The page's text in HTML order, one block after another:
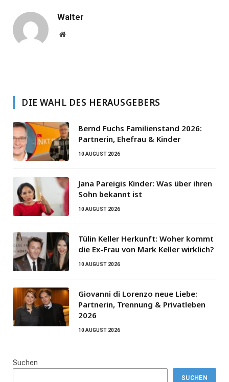
Walter
Website
DIE WAHL DES HERAUSGEBERS
Bernd Fuchs Familienstand 2026:
Partnerin, Ehefrau & Kinder
10 AUGUST 2026
Jana Pareigis Kinder: Was über ihren
Sohn bekannt ist
10 AUGUST 2026
Tülin Keller Herkunft: Woher kommt
die Ex-Frau von Mark Keller wirklich?
10 AUGUST 2026
Giovanni di Lorenzo neue Liebe:
Partnerin, Trennung & Privatleben
2026
10 AUGUST 2026
Suchen
SUCHEN